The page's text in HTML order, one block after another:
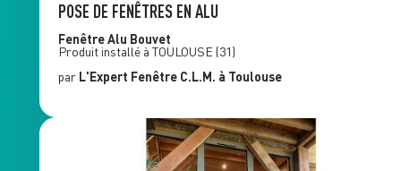
POSE DE FENÊTRES EN ALU
Fenêtre Alu Bouvet
Produit installé à TOULOUSE (31)
par L'Expert Fenêtre C.L.M. à Toulouse